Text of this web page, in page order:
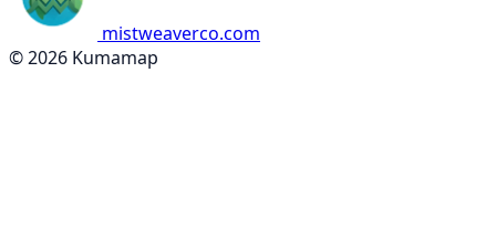
mistweaverco.com
© 2026 Kumamap